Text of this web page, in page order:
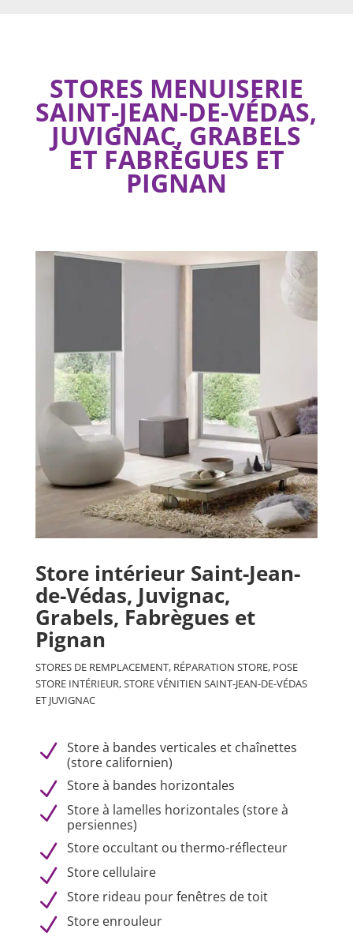
STORES MENUISERIE
SAINT-JEAN-DE-VÉDAS,
JUVIGNAC, GRABELS
ET FABRÈGUES ET
PIGNAN
Store intérieur Saint-Jean-
de-Védas, Juvignac,
Grabels, Fabrègues et
Pignan
STORES DE REMPLACEMENT, RÉPARATION STORE, POSE
STORE INTÉRIEUR, STORE VÉNITIEN SAINT-JEAN-DE-VÉDAS
ET JUVIGNAC
N Store à bandes verticales et chaînettes
(store californien)
N Store à bandes horizontales
N Store à lamelles horizontales (store à
persiennes)
N Store occultant ou thermo-réflecteur
N Store cellulaire
N Store rideau pour fenêtres de toit
N Store enrouleur